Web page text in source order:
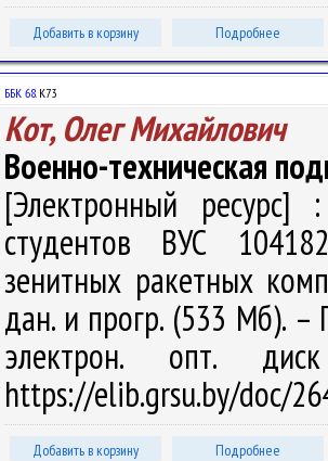
Добавить в корзину Подробнее
ББК 68.К73
Кот, Олег Михайлович
Военно-техническая
[Электронный ресурс]
студентов ВУС
зенитных ракетных
дан. и прогр. (533 Мб). –
электрон. опт.
https://elib.grsu.by/doc/
Добавить в корзину Подробнее